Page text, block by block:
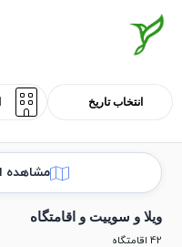
مشاهده
ویلا و سوییت و اقامتگاه
42 اقامتگاه